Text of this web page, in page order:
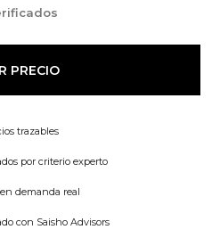
PRECIO
trazables
por criterio experto
demanda real
con Saisho Advisors